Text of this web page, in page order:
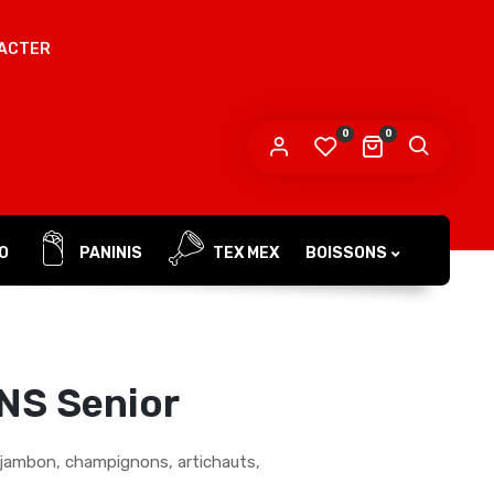
0
0
données personnelles seront utilisées pour vous
S’ENREGISTRER
PANINIS TEX MEX BOISSONS
Senior
champignons, artichauts,